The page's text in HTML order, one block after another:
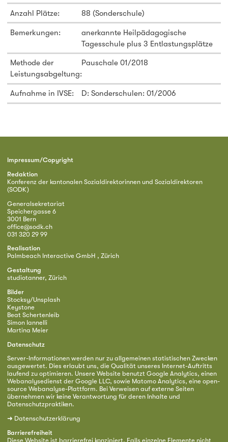
Anzahl Plätze: 88 (Sonderschule)
Bemerkungen:
anerkannte Heilpädagogische
Tagesschule plus 3 Entlastungsplätze
Methode der
Leistungsabgeltung:
Pauschale 01/2018
Aufnahme in IVSE: D: Sonderschulen: 01/2006
Impressum/Copyright
Redaktion
Konferenz der kantonalen Sozialdirektorinnen und Sozialdirektoren
(SODK)
Generalsekretariat
Speichergasse 6
3001 Bern
office@sodk.ch
031 320 29 99
Realisation
Palmbeach Interactive GmbH , Zürich
Gestaltung
studiotanner, Zürich
Bilder
Stocksy/Unsplash
Keystone
Beat Schertenleib
Simon Iannelli
Martina Meier
Datenschutz
Server-Informationen werden nur zu allgemeinen statistischen Zwecken
ausgewertet. Dies erlaubt uns, die Qualität unseres Internet-Auftritts
laufend zu optimieren. Unsere Website benutzt Google Analytics, einen
Webanalysedienst der Google LLC, sowie Matomo Analytics, eine open-
source Webanalyse-Plattform. Bei Verweisen auf externe Seiten
übernehmen wir keine Verantwortung für deren Inhalte und
Datenschutzpraktiken.
➜ Datenschutzerklärung
Barrierefreiheit
Diese Website ist barrierefrei konzipiert. Falls einzelne Elemente nicht